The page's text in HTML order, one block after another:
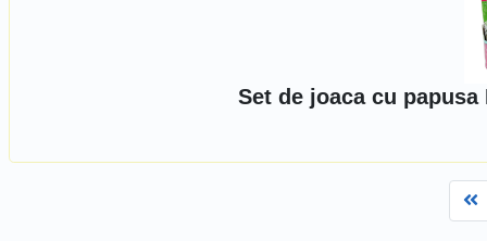
Set de joaca cu